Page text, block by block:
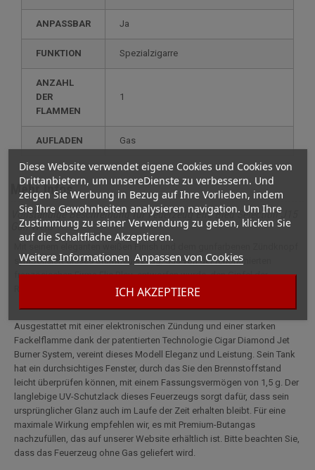
Diese Website verwendet eigene Cookies und Cookies von
Drittanbietern, um unsereDienste zu verbessern. Und
zeigen Sie Werbung in Bezug auf Ihre Vorlieben, indem
Sie Ihre Gewohnheiten analysieren navigation. Um Ihre
Zustimmung zu seiner Verwendung zu geben, klicken Sie
auf die Schaltfläche Akzeptieren.
Weitere Informationen Anpassen von Cookies
ICH AKZEPTIERE
ANPASSBAR ja
FUNKTION spezialzigarre
ANZAHL
DER
FLAMMEN
1
AUFLADEN gas
Mehr Infos
Vollständige Beschreibung für Feuerzeug Elie Bleu Selection J15
Gun Weiß
Mit seinem eleganten weißen Finish und dem gunfarbenen Zündknopf
symbolisiert dieses Sturmfeuerzeug, das von der renommierten
französischen Firma Elie Bleu, entworfen wurde, den Gipfel der
Ausgestattet mit einer elektronischen Zündung und einer starken
Fackelflamme dank der patentierten Technologie Cigar Diamond Jet
Burner System, vereint dieses Modell Eleganz und Leistung. Sein Tank
hat ein durchsichtiges Fenster, durch das Sie den Brennstoffstand
leicht überprüfen können, mit einem Fassungsvermögen von 1,5 g. Der
langlebige UV-Schutzlack dieses Feuerzeugs sorgt dafür, dass sein
ursprünglicher Glanz auch im Laufe der Zeit erhalten bleibt. Für eine
maximale Wirkung empfehlen wir, es mit Premium-Butangas
nachzufüllen, das auf unserer Website erhältlich ist. Bitte beachten Sie,
dass das Feuerzeug ohne Gas geliefert wird.